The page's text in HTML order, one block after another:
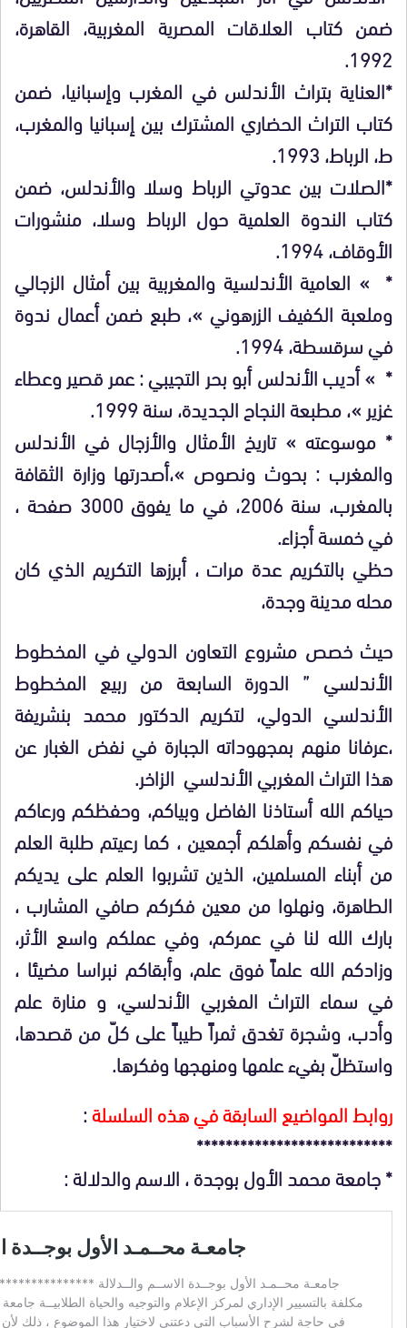
ضمن كتاب العلاقات المصرية المغربية، القاهرة،
1992.
*العناية بتراث الأندلس في المغرب وإسبانيا، ضمن
كتاب التراث الحضاري المشترك بين إسبانيا والمغرب،
ط، الرباط، 1993.
*الصلات بين عدوتي الرباط وسلا والأندلس، ضمن
كتاب الندوة العلمية حول الرباط وسلا، منشورات
الأوقاف، 1994.
* » العامية الأندلسية والمغربية بين أمثال الزجالي
وملعبة الكفيف الزرهوني »، طبع ضمن أعمال ندوة
في سرقسطة، 1994.
* » أديب الأندلس أبو بحر التجيبي : عمر قصير وعطاء
غزير »، مطبعة النجاح الجديدة، سنة 1999.
* موسوعته » تاريخ الأمثال والأزجال في الأندلس
والمغرب : بحوث ونصوص »،أصدرتها وزارة الثقافة
بالمغرب، سنة 2006، في ما يفوق 3000 صفحة ،
في خمسة أجزاء.
حظي بالتكريم عدة مرات ، أبرزها التكريم الذي كان
محله مدينة وجدة،
حيث خصص مشروع التعاون الدولي في المخطوط
الأندلسي ” الدورة السابعة من ربيع المخطوط
الأندلسي الدولي، لتكريم الدكتور محمد بنشريفة
،عرفانا منهم بمجهوداته الجبارة في نفض الغبار عن
هذا التراث المغربي الأندلسي الزاخر.
حياكم الله أستاذنا الفاضل وبياكم، وحفظكم ورعاكم
في نفسكم وأهلكم أجمعين ، كما رعيتم طلبة العلم
من أبناء المسلمين، الذين تشربوا العلم على يديكم
الطاهرة، ونهلوا من معين فكركم صافي المشارب ،
بارك الله لنا في عمركم، وفي عملكم واسع الأثر،
وزادكم الله علماً فوق علم، وأبقاكم نبراسا مضيئا ،
في سماء التراث المغربي الأندلسي، و منارة علم
وأدب، وشجرة تغدق ثمراً طيباً على كلّ من قصدها،
واستظلّ بفيء علمها ومنهجها وفكرها.
روابط المواضيع السابقة في هذه السلسلة:
***************************
* جامعة محمد الأول بوجدة ، الاسم والدلالة :